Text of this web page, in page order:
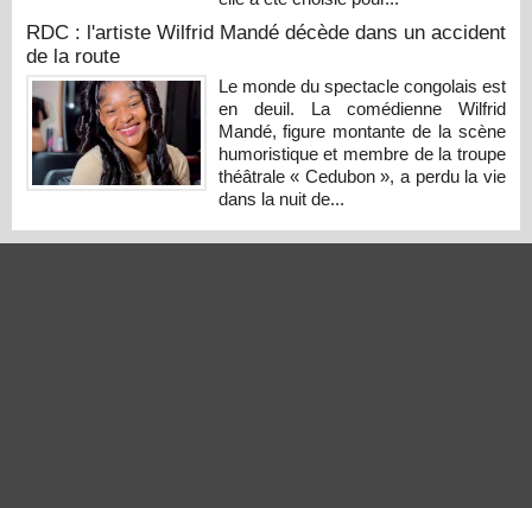
RDC : l'artiste Wilfrid Mandé décède dans un accident
de la route
Le monde du spectacle congolais est
en deuil. La comédienne Wilfrid
Mandé, figure montante de la scène
humoristique et membre de la troupe
théâtrale « Cedubon », a perdu la vie
dans la nuit de...